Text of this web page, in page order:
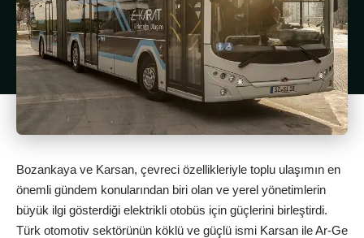
Bozankaya ve Karsan, çevreci özellikleriyle toplu ulaşımın en
önemli gündem konularından biri olan ve yerel yönetimlerin
büyük ilgi gösterdiği elektrikli otobüs için güçlerini birleştirdi.
Türk otomotiv sektörünün köklü ve güçlü ismi Karsan ile Ar-Ge